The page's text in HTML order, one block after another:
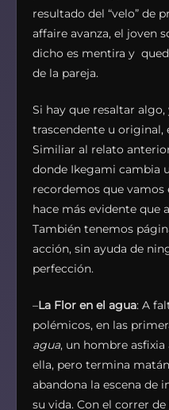
resultado del “velo” de
affaire avanza, el joven
dicho es mentira y
de la pareja.
Si hay que resaltar
trascendente u original,
Similiar al relato
donde Ikegami cambia
recordemos que vamos
hace más evidente que
También tenemos
acción, sin ayuda de
perfección.
–La Flor en el agua: A
polémicos, en las
agua, un hombre
ella, pero termina
abandona la escena de
su vida. Con el correr